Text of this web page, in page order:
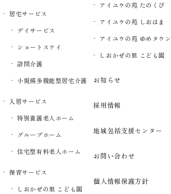
居宅サービス
デイサービス
ショートステイ
訪問介護
小規模多機能型居宅介護
入居サービス
特別養護老人ホーム
グループホーム
住宅型有料老人ホーム
保育サービス
しおかぜの里 こども園
アイユウの苑 たのくび
アイユウの苑 しおはま
アイユウの苑 ゆめタウン
しおかぜの里 こども園
お知らせ
採用情報
地域包括支援センター
お問い合わせ
個人情報保護方針